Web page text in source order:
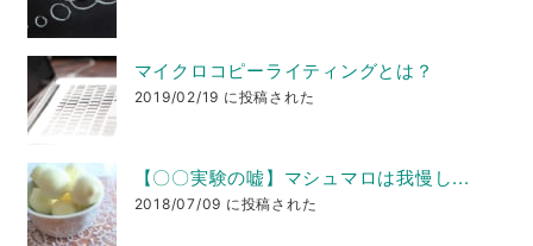
マイクロコピーライティングとは？
2019/02/19 に投稿された
【〇〇実験の嘘】マシュマロは我慢し...
2018/07/09 に投稿された